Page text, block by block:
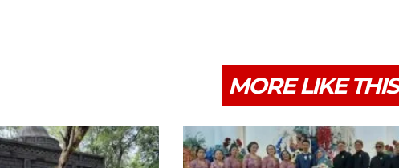
MORE LIKE THIS